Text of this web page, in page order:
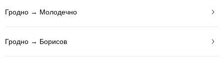
Гродно → Молодечно
Гродно → Борисов